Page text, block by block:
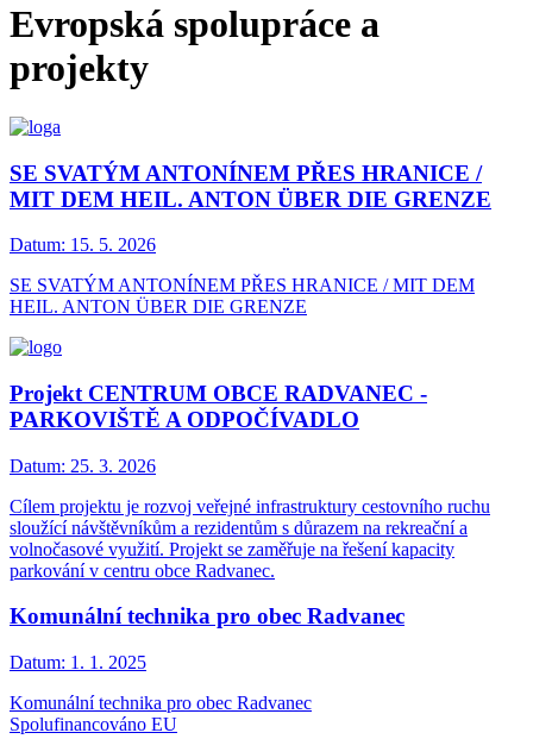
Evropská spolupráce a
projekty
SE SVATÝM ANTONÍNEM PŘES HRANICE /
MIT DEM HEIL. ANTON ÜBER DIE GRENZE
Datum: 15. 5. 2026
SE SVATÝM ANTONÍNEM PŘES HRANICE / MIT DEM
HEIL. ANTON ÜBER DIE GRENZE
Projekt CENTRUM OBCE RADVANEC -
PARKOVIŠTĚ A ODPOČÍVADLO
Datum: 25. 3. 2026
Cílem projektu je rozvoj veřejné infrastruktury cestovního ruchu
sloužící návštěvníkům a rezidentům s důrazem na rekreační a
volnočasové využití. Projekt se zaměřuje na řešení kapacity
parkování v centru obce Radvanec.
Komunální technika pro obec Radvanec
Datum: 1. 1. 2025
Komunální technika pro obec Radvanec
Spolufinancováno EU